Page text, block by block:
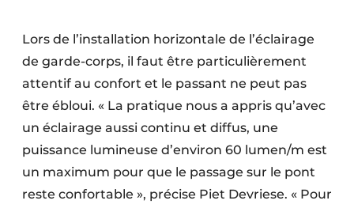
Lors de l’installation horizontale de l’éclairage
de garde-corps, il faut être particulièrement
attentif au confort et le passant ne peut pas
être ébloui. « La pratique nous a appris qu’avec
un éclairage aussi continu et diffus, une
puissance lumineuse d’environ 60 lumen/m est
un maximum pour que le passage sur le pont
reste confortable », précise Piet Devriese. « Pour